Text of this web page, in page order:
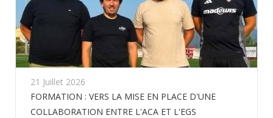
21 Juillet 2026
FORMATION : VERS LA MISE EN PLACE D'UNE
COLLABORATION ENTRE L'ACA ET L'EGS